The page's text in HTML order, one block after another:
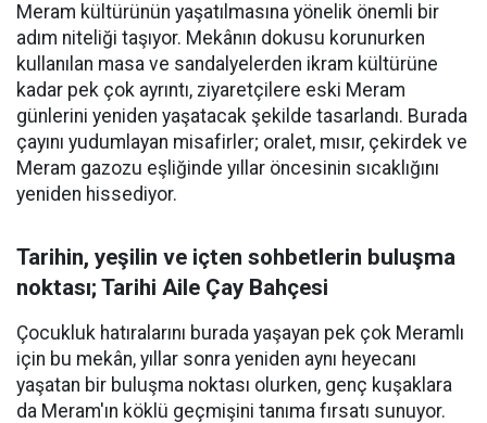
Meram kültürünün yaşatılmasına yönelik önemli bir
adım niteliği taşıyor. Mekânın dokusu korunurken
kullanılan masa ve sandalyelerden ikram kültürüne
kadar pek çok ayrıntı, ziyaretçilere eski Meram
günlerini yeniden yaşatacak şekilde tasarlandı. Burada
çayını yudumlayan misafirler; oralet, mısır, çekirdek ve
Meram gazozu eşliğinde yıllar öncesinin sıcaklığını
yeniden hissediyor.
Tarihin, yeşilin ve içten sohbetlerin buluşma
noktası; Tarihi Aile Çay Bahçesi
Çocukluk hatıralarını burada yaşayan pek çok Meramlı
için bu mekân, yıllar sonra yeniden aynı heyecanı
yaşatan bir buluşma noktası olurken, genç kuşaklara
da Meram'ın köklü geçmişini tanıma fırsatı sunuyor.